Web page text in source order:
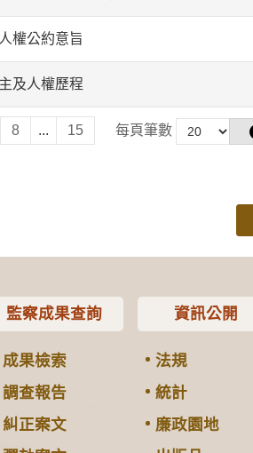
權公約意旨
及人權歷程
8 ... 15 每頁筆數
監察成果查詢
成果檢索
調查報告
糾正案文
資訊公開
法規
統計
廉政園地